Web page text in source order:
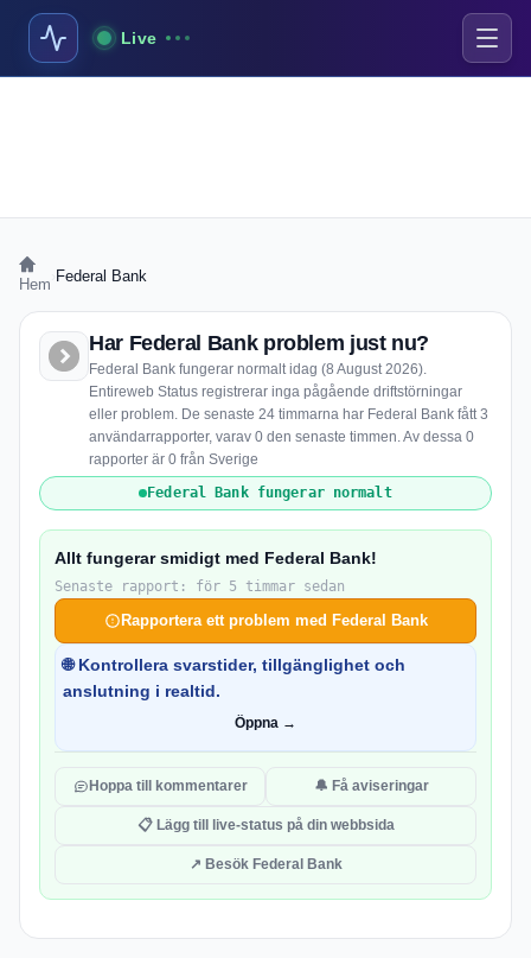
Live
Hem Federal Bank
Har Federal Bank problem just nu?
Federal Bank fungerar normalt idag (8 August 2026).
Entireweb Status registrerar inga pågående driftstörningar
eller problem. De senaste 24 timmarna har Federal Bank fått 3
användarrapporter, varav 0 den senaste timmen. Av dessa 0
rapporter är 0 från Sverige
Federal Bank fungerar normalt
Allt fungerar smidigt med Federal Bank!
Senaste rapport: för 5 timmar sedan
Rapportera ett problem med Federal Bank
🌐 Kontrollera svarstider, tillgänglighet och
anslutning i realtid.
Öppna →
Hoppa till kommentarer 🔔 Få aviseringar
📋 Lägg till live-status på din webbsida
↗ Besök Federal Bank